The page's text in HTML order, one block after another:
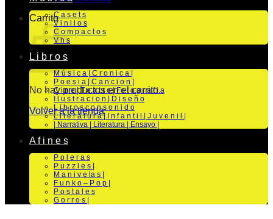
Carrito
No hay productos en el carrito.
Volver a la tienda
C a s e t s
V i n i l o s
C o m p a c t o s
V h s
L i b r o s
M ú s i c a | C r o n i c a |
P o e s i a | C a n c i o n |
C i n e | T e a t r o | Fo t o g r a f i a
I l u s t r a c i o n | D i s e ñ o
L i b r o s c o n s o n i d o
L i t e r a t u r a | I n f a n t i l | J u v e n i l |
| Narrativa | Literatura | Ensayo |
A f i n e s
P o l e r a s
P u z z l e s |
M a n i v e la s |
F u n k o – P o p |
P o s t a l e s
G o r r o s |